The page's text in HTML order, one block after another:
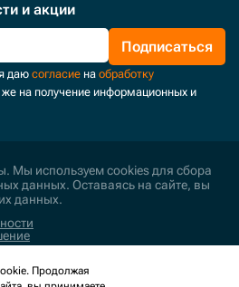
и акции
Подписаться
даю согласие на обработку
же на получение информационных и
Мы используем cookies для сбора
данных. Оставаясь на сайте, вы
данных.
данных
Продолжая